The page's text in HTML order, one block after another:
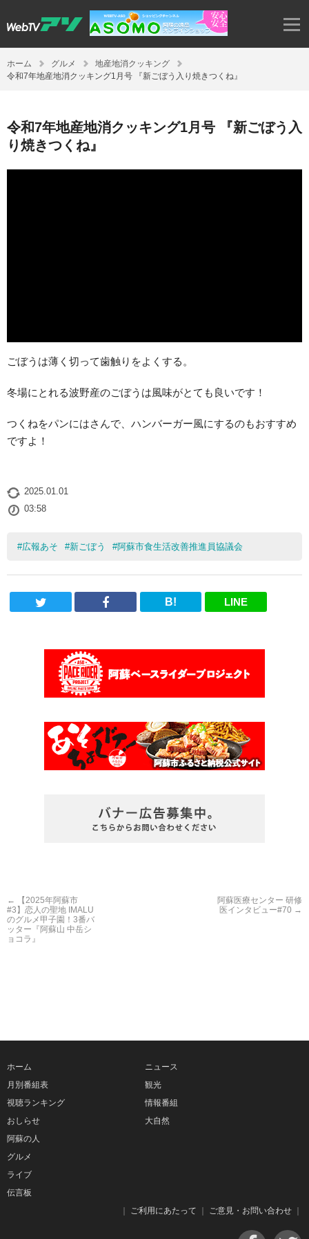
ホーム グルメ
地産地消クッキング
令和7年地産地消クッキング1月号 『新ごぼう入り焼きつくね』
令和7年地産地消クッキング1月号 『新ごぼう入
り焼きつくね』
ごぼうは薄く切って歯触りをよくする。
冬場にとれる波野産のごぼうは風味がとても良いです！
つくねをパンにはさんで、ハンバーガー風にするのもおすすめ
ですよ！
2025.01.01
03:58
#広報あそ #新ごぼう #阿蘇市食生活改善推進員協議会
B! LINE
←
【2025年阿蘇市
#3】恋人の聖地 IMALU
のグルメ甲子園！3番バ
ッター『阿蘇山 中岳シ
ョコラ』
阿蘇医療センター 研修
医インタビュー#70 →
ホーム
月別番組表
視聴ランキング
おしらせ
ニュース
観光
情報番組
大自然
阿蘇の人
グルメ
ライブ
伝言板
ご利用にあたって ご意見・お問い合わせ